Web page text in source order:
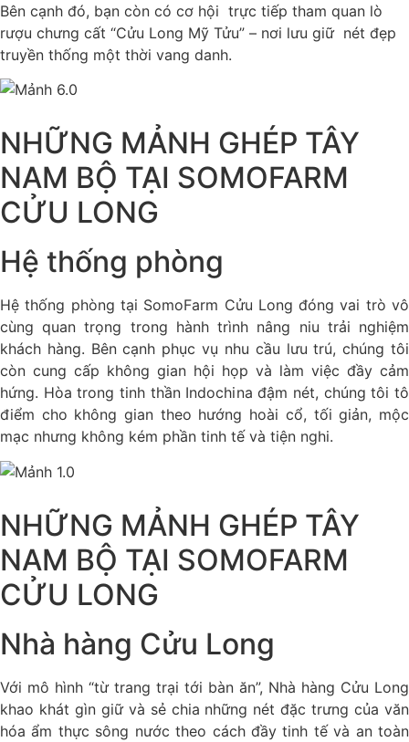
Bên cạnh đó, bạn còn có cơ hội trực tiếp tham quan lò
rượu chưng cất “Cửu Long Mỹ Tửu” – nơi lưu giữ nét đẹp
truyền thống một thời vang danh.
NHỮNG MẢNH GHÉP TÂY
NAM BỘ TẠI SOMOFARM
CỬU LONG
Hệ thống phòng
Hệ thống phòng tại SomoFarm Cửu Long đóng vai trò vô
cùng quan trọng trong hành trình nâng niu trải nghiệm
khách hàng. Bên cạnh phục vụ nhu cầu lưu trú, chúng tôi
còn cung cấp không gian hội họp và làm việc đầy cảm
hứng. Hòa trong tinh thần Indochina đậm nét, chúng tôi tô
điểm cho không gian theo hướng hoài cổ, tối giản, mộc
mạc nhưng không kém phần tinh tế và tiện nghi.
NHỮNG MẢNH GHÉP TÂY
NAM BỘ TẠI SOMOFARM
CỬU LONG
Nhà hàng Cửu Long
Với mô hình “từ trang trại tới bàn ăn”, Nhà hàng Cửu Long
khao khát gìn giữ và sẻ chia những nét đặc trưng của văn
hóa ẩm thực sông nước theo cách đầy tinh tế và an toàn